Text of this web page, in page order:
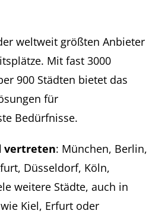
weltweit größten Anbieter
Mit fast 3000
900 Städten bietet das
für
Bedürfnisse.
vertreten: München, Berlin,
Düsseldorf, Köln,
weitere Städte, auch in
Kiel, Erfurt oder